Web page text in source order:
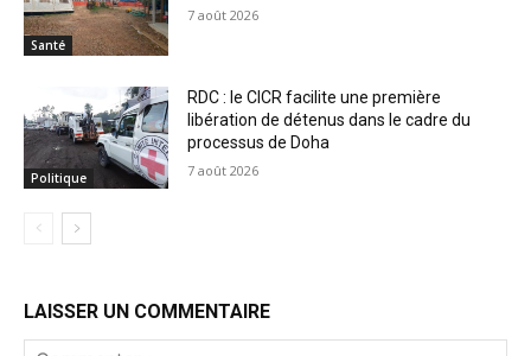
Santé
7 août 2026
Politique
RDC : le CICR facilite une première
libération de détenus dans le cadre du
processus de Doha
7 août 2026
LAISSER UN COMMENTAIRE